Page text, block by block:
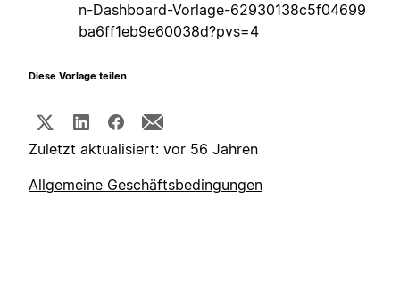
n-Dashboard-Vorlage-62930138c5f04699
ba6ff1eb9e60038d?pvs=4
Diese Vorlage teilen
Zuletzt aktualisiert: vor 56 Jahren
Allgemeine Geschäftsbedingungen